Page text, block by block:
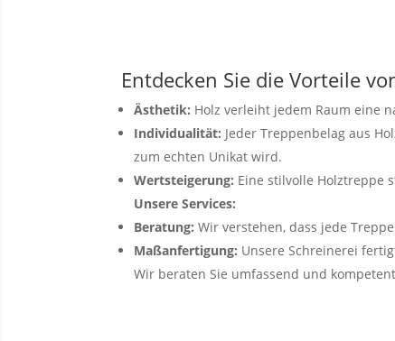
Entdecken Sie die Vorteile
Ästhetik: Holz verleiht jedem Raum eine
Individualität: Jeder Treppenbelag aus
zum echten Unikat wird.
Wertsteigerung: Eine stilvolle Holztreppe
Unsere Services:
Beratung: Wir verstehen, dass jede
Maßanfertigung: Unsere Schreinerei
Wir beraten Sie umfassend und